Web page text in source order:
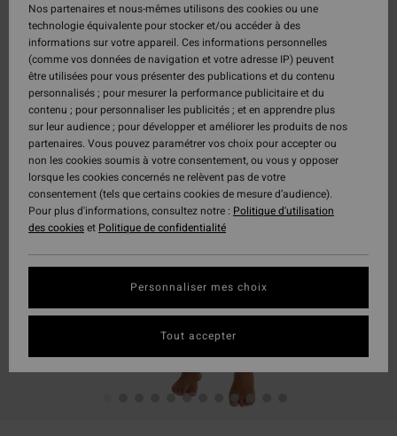
Nos partenaires et nous-mêmes utilisons des cookies ou une
technologie équivalente pour stocker et/ou accéder à des
informations sur votre appareil. Ces informations personnelles
(comme vos données de navigation et votre adresse IP) peuvent
être utilisées pour vous présenter des publications et du contenu
personnalisés ; pour mesurer la performance publicitaire et du
contenu ; pour personnaliser les publicités ; et en apprendre plus
sur leur audience ; pour développer et améliorer les produits de nos
partenaires. Vous pouvez paramétrer vos choix pour accepter ou
non les cookies soumis à votre consentement, ou vous y opposer
lorsque les cookies concernés ne relèvent pas de votre
consentement (tels que certains cookies de mesure d’audience).
Pour plus d'informations, consultez notre : Politique d'utilisation
des cookieset Politique de confidentialité
Personnaliser mes choix
Tout accepter